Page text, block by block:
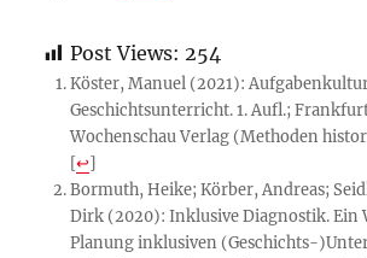
Post Views: 254
Köster, Manuel (2021):
Geschichtsunterricht. 1. Aufl.;
Wochenschau Verlag (Methoden
[↩]
Bormuth, Heike; Körber, Andreas;
Dirk (2020): Inklusive Diagnostik. Ein
Planung inklusiven (Geschichts-